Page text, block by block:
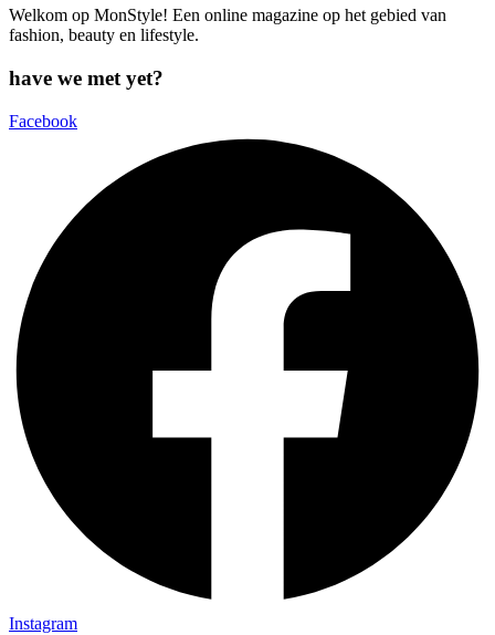
Welkom op MonStyle! Een online magazine op het gebied van
fashion, beauty en lifestyle.
have we met yet?
Facebook
Instagram